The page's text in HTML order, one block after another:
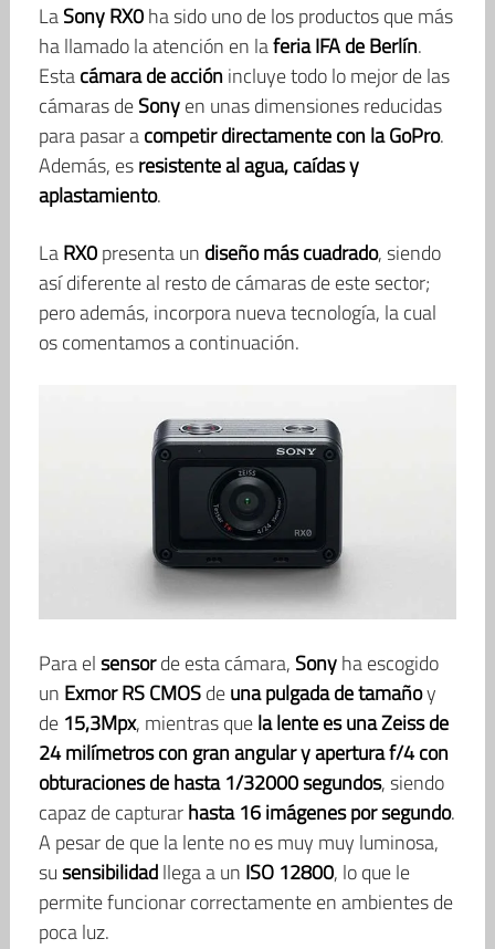
LaSony RX0ha sido uno de los productos que más
ha llamado la atención en laferia IFA de Berlín.
Estacámara de acciónincluye todo lo mejor de las
cámaras deSonyen unas dimensiones reducidas
para pasar acompetir directamente con la GoPro.
Además, esresistente al agua, caídas y
aplastamiento.
LaRX0presenta un diseño más cuadrado, siendo
así diferente al resto de cámaras de este sector;
pero además, incorpora nueva tecnología, la cual
os comentamos a continuación.
Para elsensorde esta cámara, Sonyha escogido
un Exmor RS CMOSdeuna pulgada de tamañoy
de 15,3Mpx, mientras quela lente es una Zeiss de
24 milímetros con gran angular y apertura f/4 con
obturaciones de hasta 1/32000 segundos, siendo
capaz de capturarhasta 16 imágenes por segundo.
A pesar de que la lente no es muy muy luminosa,
susensibilidadllega a un ISO 12800, lo que le
permite funcionar correctamente en ambientes de
poca luz.